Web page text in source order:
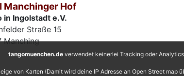
Manchinger Hof
in Ingolstadt e.V.
Straße 15
Manching
tangomuenchen.de verwendet keinerlei Tracking oder
von Karten (Damit wird deine IP Adresse an Open Street map